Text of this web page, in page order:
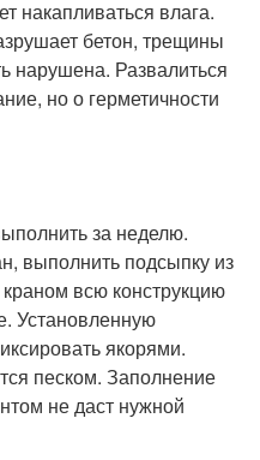
накапливаться влага.
бетон, трещины
нарушена. Развалиться
но о герметичности
за неделю.
выполнить подсыпку из
краном всю конструкцию
Установленную
якорями.
песком. Заполнение
не даст нужной